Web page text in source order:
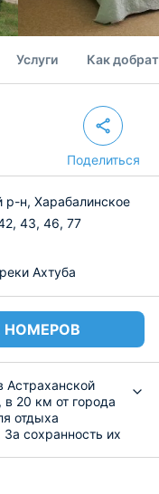
Услуги Как
Поделиться
р-н, Харабалинское
43, 46, 77
Ахтуба
НОМЕРОВ
Астраханской
в 20 км от города
отдыха
сохранность их
3-комнатные